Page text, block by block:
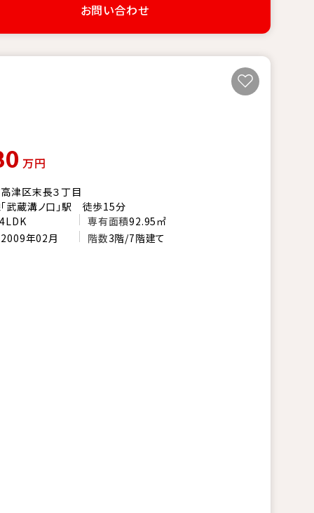
お問い合わせ
万円
津区末長３丁目
武蔵溝ノ口」駅 徒歩15分
4LDK 専有面積92.95㎡
2009年02月 階数3階/7階建て